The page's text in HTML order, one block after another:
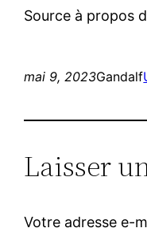
Source à propos
mai 9, 2023Gandalf
Laisser
Votre adresse e-